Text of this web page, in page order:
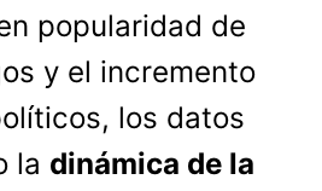
popularidad de
y el incremento
los datos
la dinámica de la